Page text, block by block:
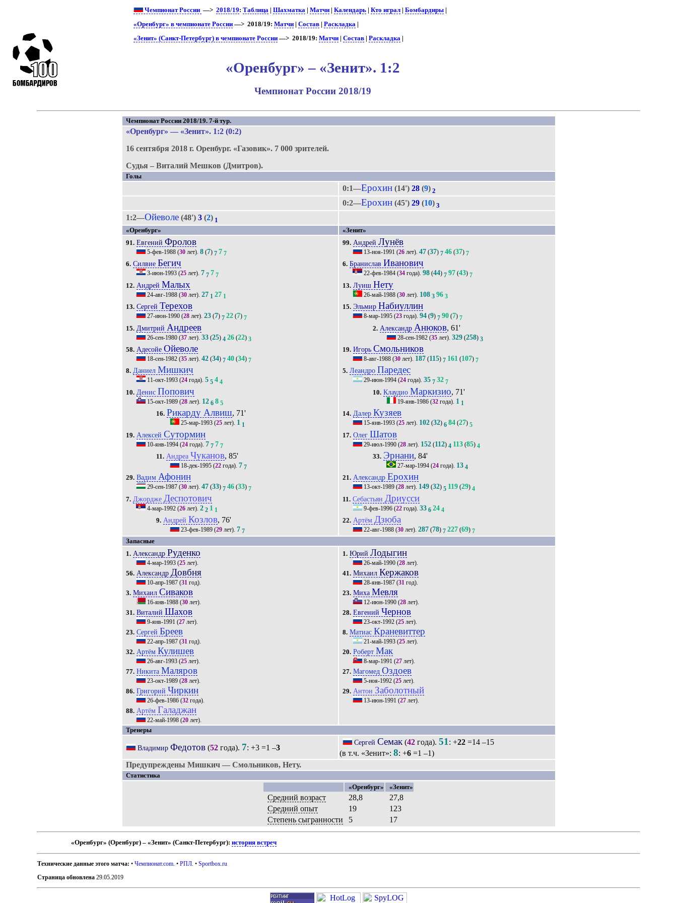
Чемпионат России —>2018/19:Таблица |Шахматка |Матчи |Календарь |Кто играл |Бомбардиры
«Оренбург» в чемпионате России —> 2018/19:Матчи |Состав |Раскладка |
«Зенит» (Санкт-Петербург) в чемпионате России —> 2018/19:Матчи |Состав |Раскладка |
«Оренбург» – «Зенит». 1:2
Чемпионат России 2018/19
Чемпионат России 2018/19. 7-й тур.
«Оренбург» — «Зенит». 1:2 (0:2)
16 сентября 2018 г.Оренбург. «Газовик». 7 000 зрителей.
Судья – Виталий Мешков (Дмитров).
Голы
0:1—Ерохин (14')28 (9) 2
0:2—Ерохин (45')29 (10) 3
1:2—Ойеволе (48')3 (2) 1
«Оренбург»
«Зенит»
91. ЕвгенийФролов
5-фев-1988 (30 лет).8 (7) 7 7 7
6. СилвиеБегич
3-июн-1993 (25 лет).7 7 7 7
12. Андрей Малых
24-авг-1988 (30 лет).27 1 27 1
13. СергейТерехов
27-июн-1990 (28 лет).23 (7) 7 22 (7) 7
15. Дмитрий Андреев
26-сен-1980 (37 лет).33 (25) 4 26 (22) 3
58. АдесойеОйеволе
18-сен-1982 (35 лет).42 (34) 7 40 (34) 7
8. ДаниелМишкич
11-окт-1993 (24 года).5 5 4 4
10. Денис Попович
15-окт-1989 (28 лет). 12 6 8 5
16. Рикарду Алвиш, 71'
25-мар-1993(25лет). 1 1
19. АлексейСутормин
10-янв-1994 (24 года).7 7 7 7
11. Андреа Чуканов, 85'
18-дек-1995(22года). 7 7
29. ВадимАфонин
29-сен-1987 (30 лет).47 (33) 7 46 (33) 7
7. Джордже Деспотович
4-мар-1992 (26 лет).2 2 1 1
9. Андрей Козлов, 76'
23-фев-1989(29лет). 7 7
99. АндрейЛунёв
13-ноя-1991 (26 лет).47 (37) 7 46 (37) 7
6. БраниславИванович
22-фев-1984 (34 года).98 (44) 7 97 (43) 7
13. Луиш Нету
26-май-1988 (30 лет). 108 3 96 3
15. Эльмир Набиуллин
8-мар-1995 (23 года).94 (9) 7 90 (7) 7
2. Александр Анюков, 61'
28-сен-1982(35лет). 329(258) 3
19. ИгорьСмольников
8-авг-1988 (30 лет). 187 (115) 7 161 (107) 7
5. ЛеандроПаредес
29-июн-1994 (24 года).35 7 32 7
10. Клаудио Маркизио, 71'
19-янв-1986(32года). 1 1
14. Далер Кузяев
15-янв-1993 (25 лет). 102 (32) 6 84 (27) 5
17. Олег Шатов
29-июл-1990 (28 лет). 152 (112) 4 113 (85) 4
33. Эрнани, 84'
27-мар-1994(24года). 13 4
21. АлександрЕрохин
13-окт-1989 (28 лет). 149 (32) 5 119 (29) 4
11. Себастьян Дриусси
9-фев-1996 (22 года).33 6 24 4
22. Артём Дзюба
22-авг-1988 (30 лет).287 (78) 7 227 (69) 7
Запасные
1. Александр Руденко
4-мар-1993 (25 лет).
56. Александр Довбня
10-апр-1987 (31 год).
3. МихаилСиваков
16-янв-1988 (30 лет).
31. Виталий Шахов
9-янв-1991 (27 лет).
23. Сергей Бреев
22-апр-1987 (31 год).
32. Артём Кулишев
26-авг-1993 (25 лет).
77. Никита Маляров
23-окт-1989 (28 лет).
86. Григорий Чиркин
26-фев-1986 (32 года).
88. Артём Галаджан
22-май-1998 (20 лет).
1. ЮрийЛодыгин
26-май-1990 (28 лет).
41. Михаил Кержаков
28-янв-1987 (31 год).
23. Миха Мевля
12-июн-1990 (28 лет).
28. Евгений Чернов
23-окт-1992 (25 лет).
8. Матиас Краневиттер
21-май-1993 (25 лет).
20. Роберт Мак
8-мар-1991 (27 лет).
27. МагомедОздоев
5-ноя-1992 (25 лет).
29. Антон Заболотный
13-июн-1991 (27 лет).
Тренеры
ВладимирФедотов (52 года). 7: +3 =1 –3
СергейСемак (42 года).51 : +22 =14 –15
(в т.ч. «Зенит»: 8: +6=1 –1)
Предупреждены Мишкич — Смольников, Нету.
Статистика
«Оренбург»
«Зенит»
Средний возраст 28,8
27,8
Средний опыт
19
123
Степень сыгранности
5 17
«Оренбург» (Оренбург) – «Зенит» (Санкт-Петербург): история встреч
Технические данные этого матча: •Чемпионат.com . •РПЛ . •Sportbox.ru
Страница обновлена 29.05.2019